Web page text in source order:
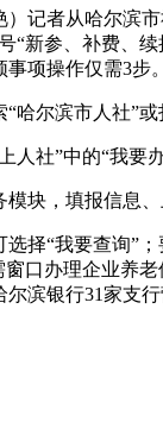
记者从哈尔滨
“新参、补费、
项操作仅需3步。
哈尔滨市人社”或
人社”中的“我要办
块，填报信息、
选择“我要查询”
窗口办理企业养
滨银行31家支行